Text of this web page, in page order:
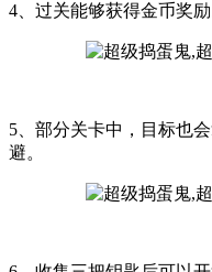
4、过关能够获得金币奖励
5、部分关卡中，目标也
避。